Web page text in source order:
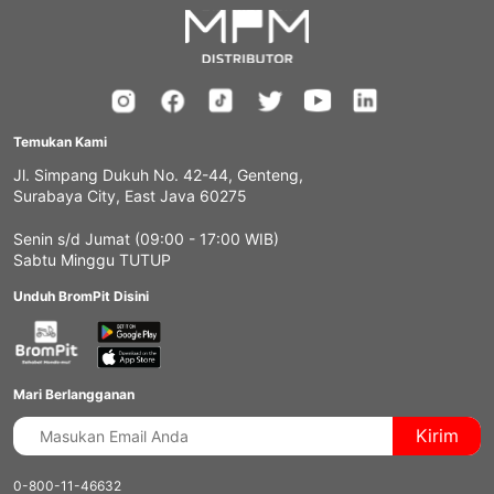
Temukan Kami
Jl. Simpang Dukuh No. 42-44, Genteng,
Surabaya City, East Java 60275
Senin s/d Jumat (09:00 - 17:00 WIB)
Sabtu Minggu TUTUP
Unduh BromPit Disini
Mari Berlangganan
Kirim
0-800-11-46632